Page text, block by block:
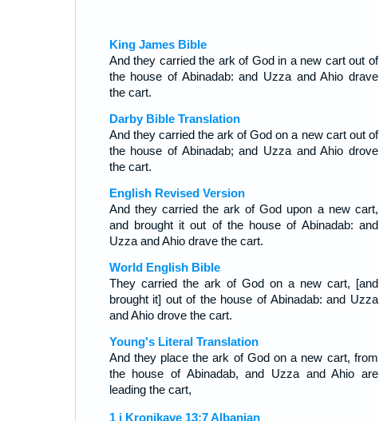
King James Bible
And they carried the ark of God in a new cart out of
the house of Abinadab: and Uzza and Ahio drave
the cart.
Darby Bible Translation
And they carried the ark of God on a new cart out of
the house of Abinadab; and Uzza and Ahio drove
the cart.
English Revised Version
And they carried the ark of God upon a new cart,
and brought it out of the house of Abinadab: and
Uzza and Ahio drave the cart.
World English Bible
They carried the ark of God on a new cart, [and
brought it] out of the house of Abinadab: and Uzza
and Ahio drove the cart.
Young's Literal Translation
And they place the ark of God on a new cart, from
the house of Abinadab, and Uzza and Ahio are
leading the cart,
1 i Kronikave 13:7 Albanian